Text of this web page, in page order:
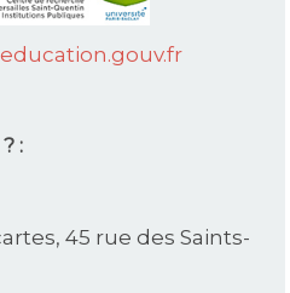
:
45 rue des Saints-